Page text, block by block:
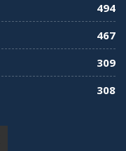
494
467
309
308